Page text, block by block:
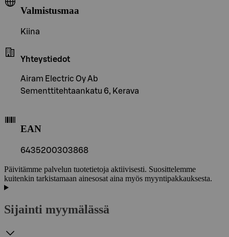
Valmistusmaa
Kiina
Yhteystiedot
Airam Electric Oy Ab
Sementtitehtaankatu 6, Kerava
EAN
6435200303868
Päivitämme palvelun tuotetietoja aktiivisesti. Suosittelemme
kuitenkin tarkistamaan ainesosat aina myös myyntipakkauksesta.
Sijainti myymälässä